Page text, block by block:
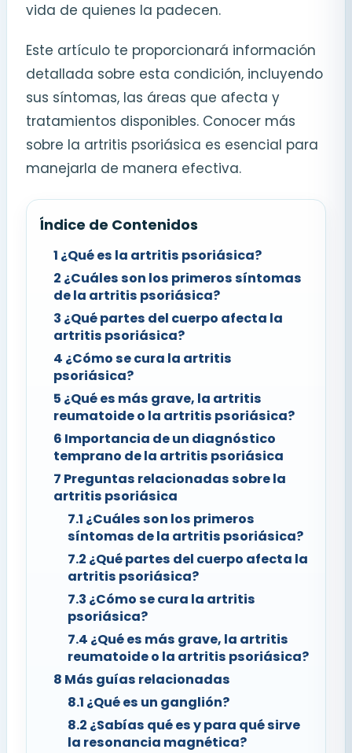
vida de quienes la padecen.
Este artículo te proporcionará información
detallada sobre esta condición, incluyendo
sus síntomas, las áreas que afecta y
tratamientos disponibles. Conocer más
sobre la artritis psoriásica es esencial para
manejarla de manera efectiva.
Índice de Contenidos
1 ¿Qué es la artritis psoriásica?
2 ¿Cuáles son los primeros síntomas
de la artritis psoriásica?
3 ¿Qué partes del cuerpo afecta la
artritis psoriásica?
4 ¿Cómo se cura la artritis
psoriásica?
5 ¿Qué es más grave, la artritis
reumatoide o la artritis psoriásica?
6 Importancia de un diagnóstico
temprano de la artritis psoriásica
7 Preguntas relacionadas sobre la
artritis psoriásica
7.1 ¿Cuáles son los primeros
síntomas de la artritis psoriásica?
7.2 ¿Qué partes del cuerpo afecta la
artritis psoriásica?
7.3 ¿Cómo se cura la artritis
psoriásica?
7.4 ¿Qué es más grave, la artritis
reumatoide o la artritis psoriásica?
8 Más guías relacionadas
8.1 ¿Qué es un ganglión?
8.2 ¿Sabías qué es y para qué sirve
la resonancia magnética?